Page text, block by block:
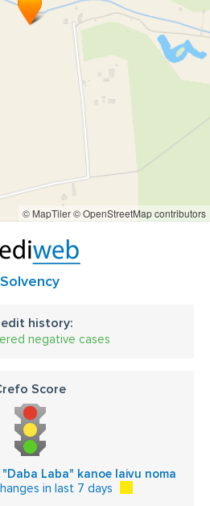
© MapTiler© OpenStreetMap contributors
Solvency
history:
negative cases
Score
Laba" kanoe laivu noma
in last 7 days